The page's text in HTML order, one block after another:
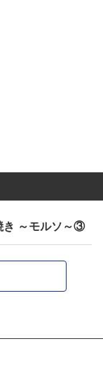
き ～モルソ～③